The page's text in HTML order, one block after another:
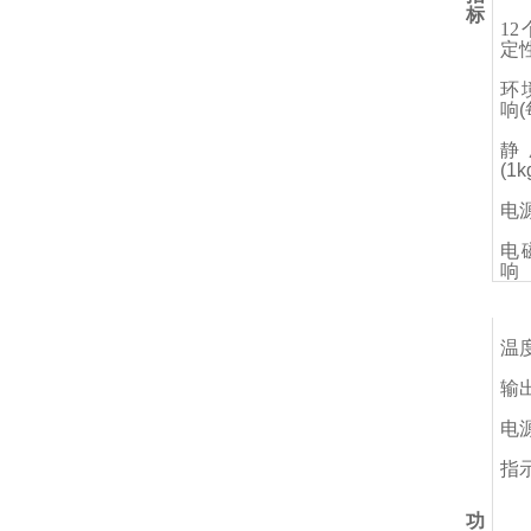
标
12
定
环
响
静
电
电
响
功
温
输
电
指